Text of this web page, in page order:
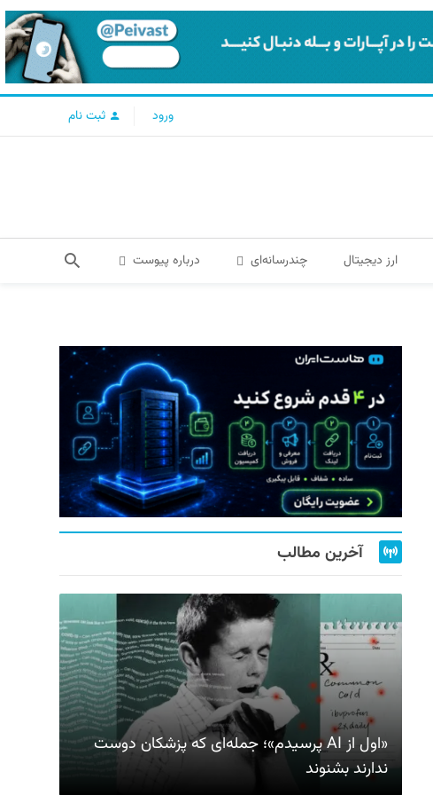
ورود ثبت نام
ارز دیجیتال چندرسانه‌ای درباره پیوست
آخرین مطالب
«اول از AI پرسیدم»؛ جمله‌ای که پزشکان دوست
ندارند بشنوند